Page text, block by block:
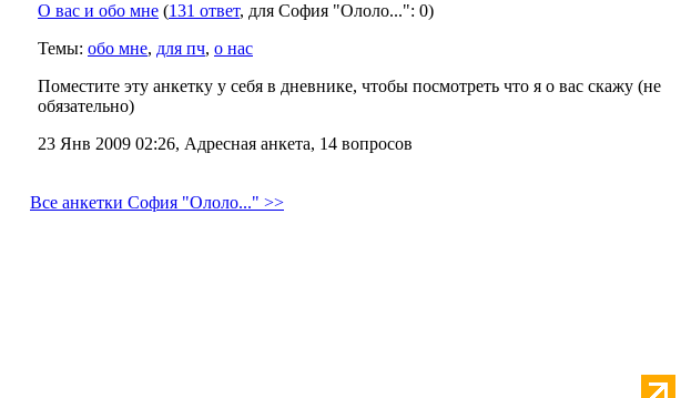
О вас и обо мне (131 ответ, для София "Ололо...": 0)
Темы: обо мне, для пч, о нас
Поместите эту анкетку у себя в дневнике, чтобы посмотреть что я о вас скажу (не
обязательно)
23 Янв 2009 02:26, Адресная анкета, 14 вопросов
Все анкетки София "Ололо..." >>